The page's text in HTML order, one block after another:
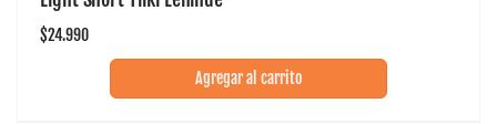
Precio
$24.990
Agregar al carrito